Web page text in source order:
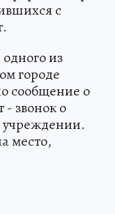
с
из
городе
сообщение о
- звонок о
учреждении.
место,